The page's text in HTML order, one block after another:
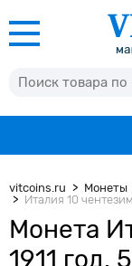
vitcoins.ru Монеты
Италия 10
Монета
1911 год.